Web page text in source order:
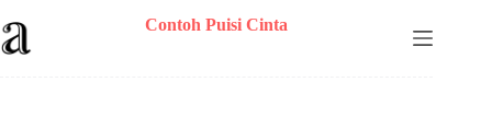
to
content
Contoh Puisi Cinta